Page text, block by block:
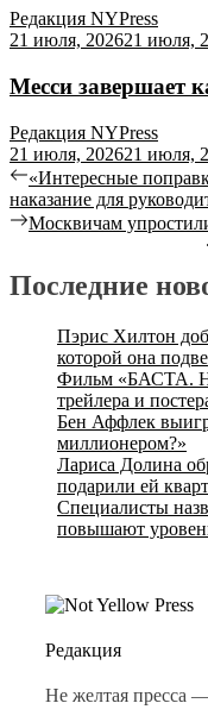
Редакция NYPress
21 июля, 202621 июля,
Месси завершает
Редакция NYPress
21 июля, 202621 июля,
«Интересные
наказание для
Москвичам
Последние
Пэрис Хилтон
которой она
Фильм «БАСТА.
трейлера и
Бен Аффлек
миллионером?»
Лариса Долина
подарили ей
Специалисты
повышают
Редакция
Не желтая пресса